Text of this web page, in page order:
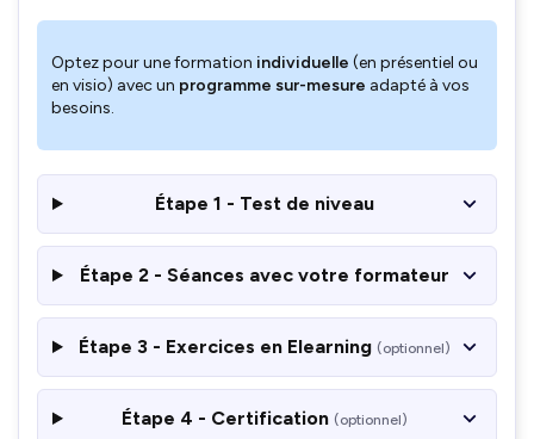
Optez pour une formation individuelle (en présentiel ou
en visio) avec un programme sur-mesure adapté à vos
besoins.
Étape 1 - Test de niveau
Étape 2 - Séances avec votre formateur
Étape 3 - Exercices en Elearning (optionnel)
Étape 4 - Certification (optionnel)